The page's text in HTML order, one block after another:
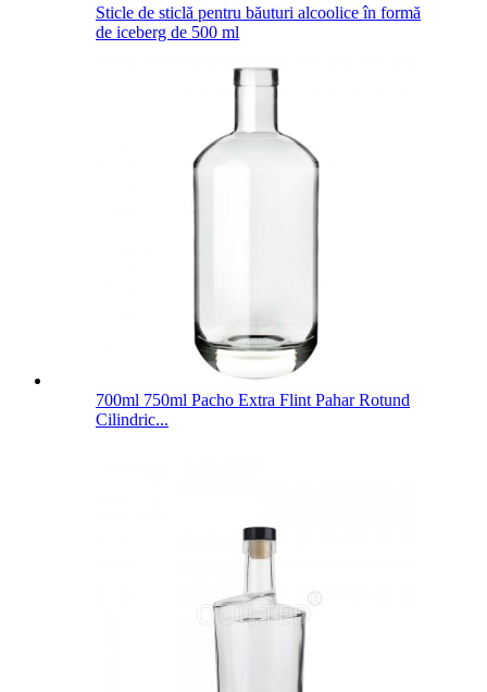
Sticle de sticlă pentru băuturi alcoolice în formă
de iceberg de 500 ml
700ml 750ml Pacho Extra Flint Pahar Rotund
Cilindric...